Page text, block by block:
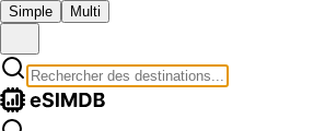
Simple Multi